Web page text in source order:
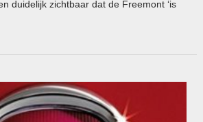
duidelijk zichtbaar dat de Freemont ‘is